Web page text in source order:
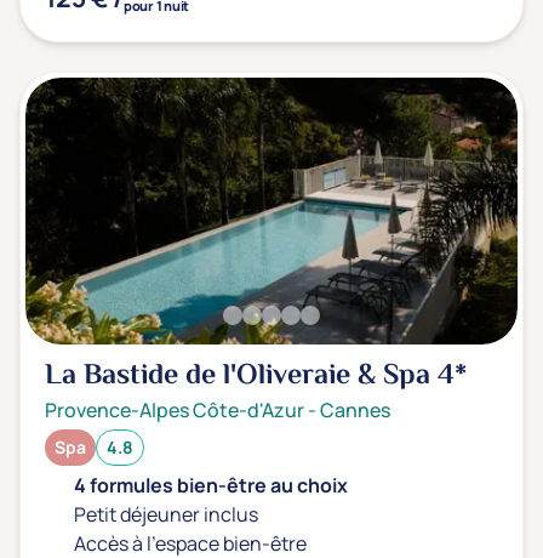
pour 1 nuit
La Bastide de l'Oliveraie & Spa4*
Provence-Alpes Côte-d'Azur-Cannes
Spa 4.8
4 formules bien-être au choix
Petit déjeuner inclus
Accès à l'espace bien-être